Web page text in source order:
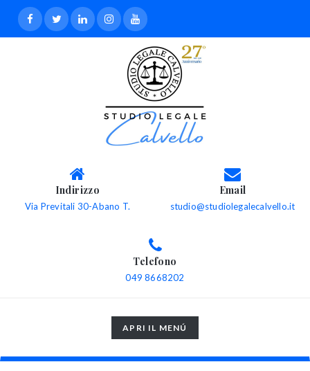
Indirizzo
Via Previtali 30-Abano T.
Email
studio@studiolegalecalvello.it
Telefono
049 8668202
TOGGLE
NAVIGATION
APRI IL MENÚ